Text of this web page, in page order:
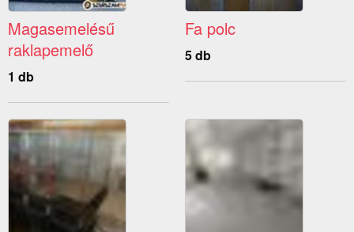
Magasemelésű
raklapemelő
1 db
Fa polc
5 db